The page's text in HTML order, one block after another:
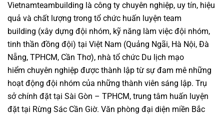
Vietnamteambuilding là công ty chuyên nghiệp, uy tín, hiệu
quả và chất lượng trong tổ chức huấn luyện team
building (xây dựng đội nhóm, kỹ năng làm việc đội nhóm,
tinh thần đồng đội) tại Việt Nam (Quảng Ngãi, Hà Nội, Đà
Nẵng, TPHCM, Cần Thơ), nhà tổ chức Du lịch mạo
hiểm chuyên nghiệp được thành lập từ sự đam mê những
hoạt động đội nhóm của những thành viên sáng lập. Trụ
sở chính đặt tại Sài Gòn – TPHCM, trung tâm huấn luyện
đặt tại Rừng Sác Cần Giờ. Văn phòng đại diện miền Bắc